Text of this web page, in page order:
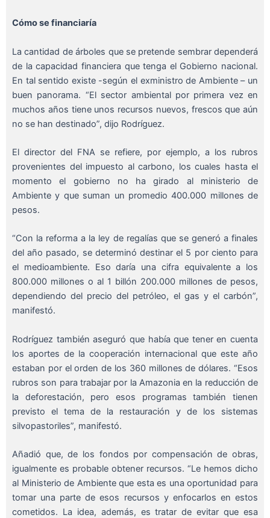
Cómo se financiaría
La cantidad de árboles que se pretende sembrar dependerá
de la capacidad financiera que tenga el Gobierno nacional.
En tal sentido existe -según el exministro de Ambiente – un
buen panorama. “El sector ambiental por primera vez en
muchos años tiene unos recursos nuevos, frescos que aún
no se han destinado”, dijo Rodríguez.
El director del FNA se refiere, por ejemplo, a los rubros
provenientes del impuesto al carbono, los cuales hasta el
momento el gobierno no ha girado al ministerio de
Ambiente y que suman un promedio 400.000 millones de
pesos.
“Con la reforma a la ley de regalías que se generó a finales
del año pasado, se determinó destinar el 5 por ciento para
el medioambiente. Eso daría una cifra equivalente a los
800.000 millones o al 1 billón 200.000 millones de pesos,
dependiendo del precio del petróleo, el gas y el carbón”,
manifestó.
Rodríguez también aseguró que había que tener en cuenta
los aportes de la cooperación internacional que este año
estaban por el orden de los 360 millones de dólares. “Esos
rubros son para trabajar por la Amazonia en la reducción de
la deforestación, pero esos programas también tienen
previsto el tema de la restauración y de los sistemas
silvopastoriles”, manifestó.
Añadió que, de los fondos por compensación de obras,
igualmente es probable obtener recursos. “Le hemos dicho
al Ministerio de Ambiente que esta es una oportunidad para
tomar una parte de esos recursos y enfocarlos en estos
cometidos. La idea, además, es tratar de evitar que esa